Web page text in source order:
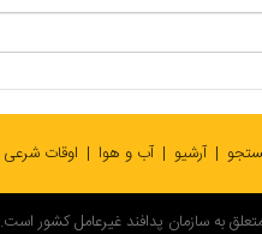
آرشیو آب و هوا اوقات شرعی
به سازمان پدافند غیرعامل کشور است.